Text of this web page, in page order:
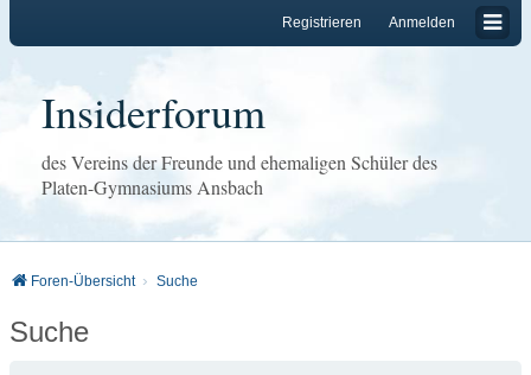
Anmelden
Registrieren
Insiderforum
des Vereins der Freunde und ehemaligen Schüler des
Platen-Gymnasiums Ansbach
Foren-Übersicht Suche
Suche